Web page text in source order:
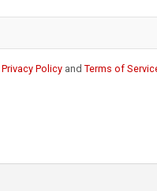
Privacy Policy and Terms of